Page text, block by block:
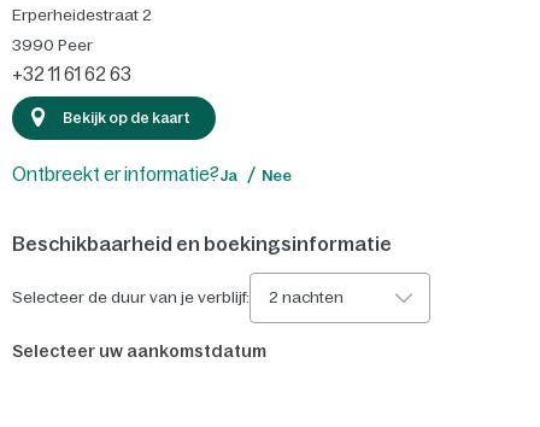
Erperheidestraat 2
3990 Peer
+32 11 61 62 63
Bekijk op de kaart
Ontbreekt er informatie?Ja Nee
Beschikbaarheid en boekingsinformatie
Selecteer de duur van je verblijf: 2 nachten
Selecteer uw aankomstdatum